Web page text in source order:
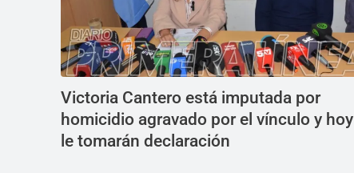
Victoria Cantero está imputada por
homicidio agravado por el vínculo y hoy
le tomarán declaración